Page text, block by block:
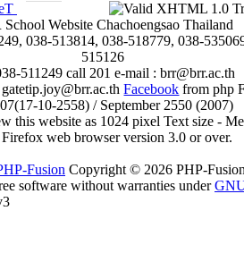
Website Chachoengsao Thailand
038-513814, 038-518779, 038-
515126
511249 call 201 e-mail : brr@brr.ac.th
gatetip.joy@brr.ac.thFacebook from php
10-2558) / September 2550 (2007)
this website as 1024 pixel Text size -
web browser version 3.0 or over.
Fusion Copyright © 2026 PHP-
software without warranties under